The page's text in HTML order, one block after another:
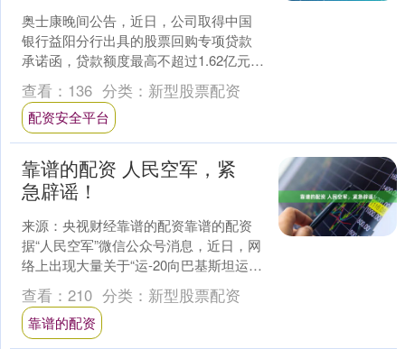
奥士康晚间公告，近日，公司取得中国
银行益阳分行出具的股票回购专项贷款
承诺函，贷款额度最高不超过1.62亿元配
资安全平台，贷款期限不超过3年。 举报
第一财经广告....
查看： 136 分类： 新型股票配资
配资安全平台
靠谱的配资 人民空军，紧
急辟谣！
来源：央视财经靠谱的配资靠谱的配资
据“人民空军”微信公众号消息，近日，网
络上出现大量关于“运-20向巴基斯坦运送
救援物资”的消息。对此，人民空军表
示，此消息为....
查看： 210 分类： 新型股票配资
靠谱的配资